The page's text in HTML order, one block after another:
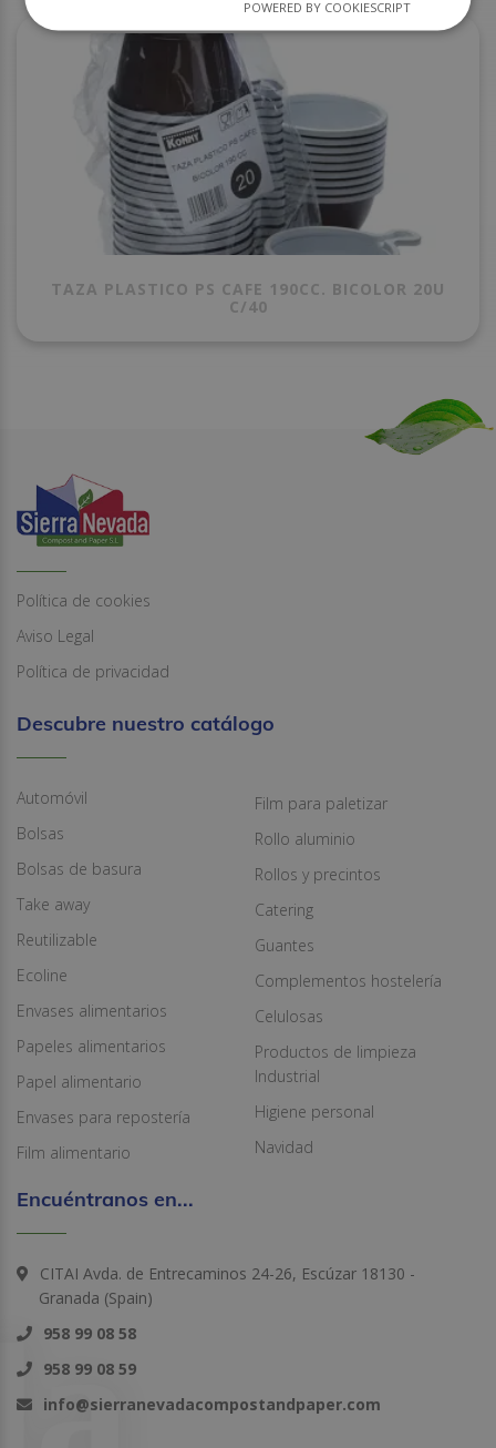
TAZA PLASTICO PS CAFE 190CC. BICOLOR 20U
C/40
Política de cookies
Aviso Legal
Política de privacidad
Descubre nuestro catálogo
Automóvil
Bolsas
Bolsas de basura
Take away
Reutilizable
Ecoline
Envases alimentarios
Papeles alimentarios
Papel alimentario
Envases para repostería
Film alimentario
Film para paletizar
Rollo aluminio
Rollos y precintos
Catering
Guantes
Complementos hostelería
Celulosas
Productos de limpieza
Industrial
Higiene personal
Navidad
Encuéntranos en...
CITAI Avda. de Entrecaminos 24-26, Escúzar 18130 -
Granada (Spain)
958 99 08 58
958 99 08 59
info@sierranevadacompostandpaper.com
POWERED BY COOKIESCRIPT